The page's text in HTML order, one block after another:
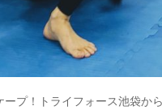
プ！トライフォース池袋か